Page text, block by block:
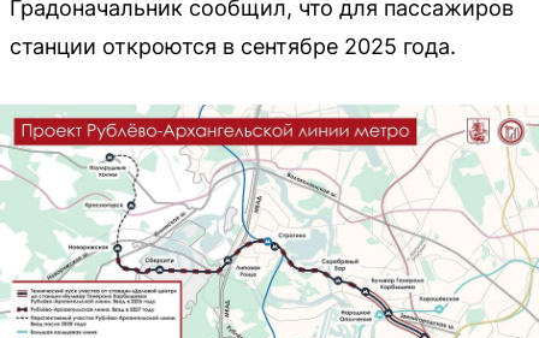
Градоначальник сообщил, что для пассажиров
станции откроются в сентябре 2025 года.